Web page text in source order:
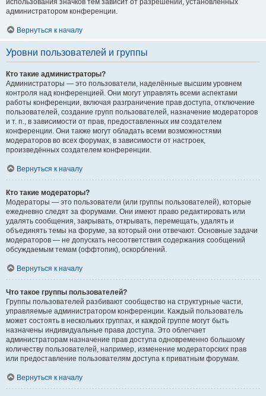
администратором конференции.
Вернуться к началу
Уровни пользователей и группы
Кто такие администраторы?
Администраторы — это пользователи, наделённые высшим уровнем
контроля над конференцией. Они могут управлять всеми аспектами
работы конференции, включая разграничение прав доступа, отключение
пользователей, создание групп пользователей, назначение модераторов
и т. п., в зависимости от прав, предоставленных им создателем
конференции. Они также могут обладать всеми возможностями
модераторов во всех форумах, в зависимости от настроек,
произведённых создателем конференции.
Вернуться к началу
Кто такие модераторы?
Модераторы — это пользователи (или группы пользователей), которые
ежедневно следят за форумами. Они имеют право редактировать или
удалять сообщения, закрывать, открывать, перемещать, удалять и
объединять темы на форуме, за который они отвечают. Основные задачи
модераторов — не допускать несоответствия содержания сообщений
обсуждаемым темам (оффтопик), оскорблений.
Вернуться к началу
Что такое группы пользователей?
Группы пользователей разбивают сообщество на структурные части,
управляемые администратором конференции. Каждый пользователь
может состоять в нескольких группах, и каждой группе могут быть
назначены индивидуальные права доступа. Это облегчает
администраторам назначение прав доступа одновременно большому
количеству пользователей, например, изменение модераторских прав
или предоставление пользователям доступа к приватным форумам.
Вернуться к началу